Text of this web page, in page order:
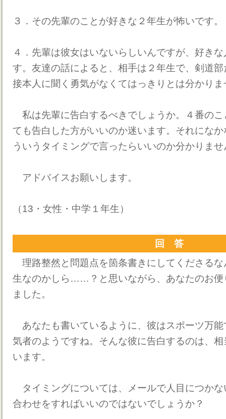
３．その先輩のことが好きな２年生が怖いです。
４．先輩は彼女はいないらしいんですが、好き
す。友達の話によると、相手は２年生で、剣道
接本人に聞く勇気がなくてはっきりとは分かりま
私は先輩に告白するべきでしょうか。４番の
ても告白した方がいいのか迷います。それにな
ういうタイミングで言ったらいいのか分かりませ
アドバイスお願いします。
（13・女性・中学１年生）
回 答
理路整然と問題点を箇条書きにしてくださる
生なのかしら……？と思いながら、あなたのお便
ました。
あなたも書いているように、彼はスポーツ万
気者のようですね。そんな彼に告白するのは、
います。
タイミングについては、メールで人目につか
合わせをすればいいのではないでしょうか？